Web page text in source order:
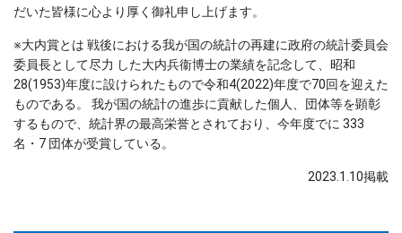
だいた皆様に心より厚く御礼申し上げます。
※大内賞とは 戦後における我が国の統計の再建に政府の統計委員会
委員長として尽力 した大内兵衞博士の業績を記念して、昭和
28(1953)年度に設けられたもので令和4(2022)年度で70回を迎えた
ものである。 我が国の統計の進歩に貢献した個人、団体等を顕彰
するもので、統計界の最高栄誉とされており、今年度でに 333
名・7 団体が受賞している。
2023.1.10掲載